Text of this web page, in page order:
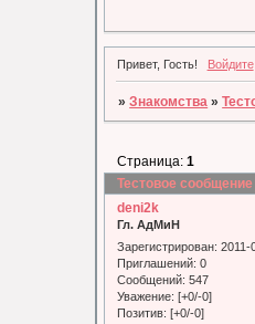
Привет, Гость! Войдите
»Знакомства »
Тестовое сообщение
Страница:1
deni2k
Гл. АдМиН
Зарегистрирован: 2011-
Приглашений: 0
Сообщений: 547
Уважение: [+0/-0]
Позитив: [+0/-0]